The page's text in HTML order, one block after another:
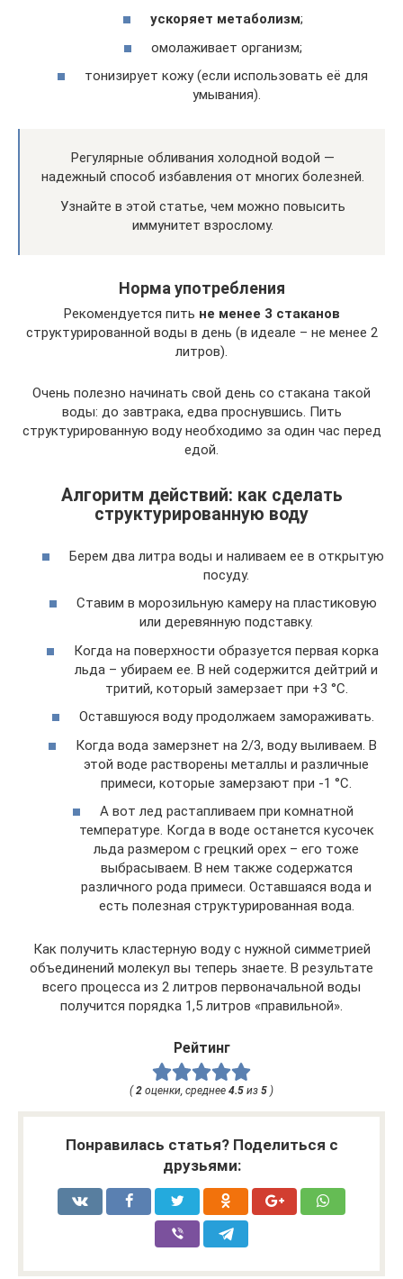
ускоряет метаболизм;
омолаживает организм;
тонизирует кожу (если использовать её для
умывания).
Регулярные обливания холодной водой —
надежный способ избавления от многих болезней.
Узнайте в этой статье, чем можно повысить
иммунитет взрослому.
Норма употребления
Рекомендуется пить не менее 3 стаканов
структурированной воды в день (в идеале – не менее 2
литров).
Очень полезно начинать свой день со стакана такой
воды: до завтрака, едва проснувшись. Пить
структурированную воду необходимо за один час перед
едой.
Алгоритм действий: как сделать
структурированную воду
Берем два литра воды и наливаем ее в открытую
посуду.
Ставим в морозильную камеру на пластиковую
или деревянную подставку.
Когда на поверхности образуется первая корка
льда – убираем ее. В ней содержится дейтрий и
тритий, который замерзает при +3 °C.
Оставшуюся воду продолжаем замораживать.
Когда вода замерзнет на 2/3, воду выливаем. В
этой воде растворены металлы и различные
примеси, которые замерзают при -1 °C.
А вот лед растапливаем при комнатной
температуре. Когда в воде останется кусочек
льда размером с грецкий орех – его тоже
выбрасываем. В нем также содержатся
различного рода примеси. Оставшаяся вода и
есть полезная структурированная вода.
Как получить кластерную воду с нужной симметрией
объединений молекул вы теперь знаете. В результате
всего процесса из 2 литров первоначальной воды
получится порядка 1,5 литров «правильной».
Рейтинг
( 2 оценки, среднее 4.5 из 5 )
Понравилась статья? Поделиться с
друзьями: